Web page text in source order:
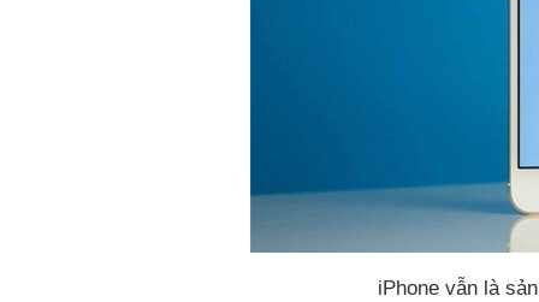
iPhone vẫn là